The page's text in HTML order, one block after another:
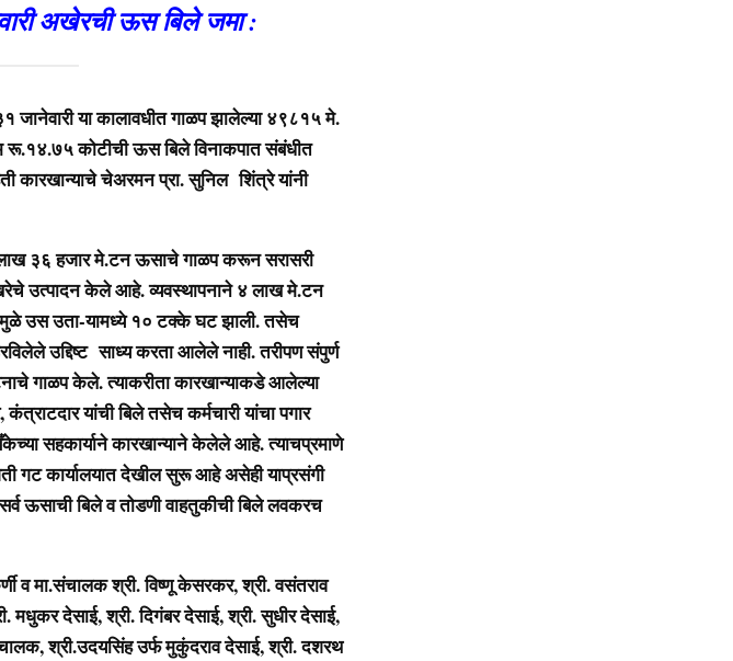
अखेरची ऊस बिले जमा :
या कालावधीत गाळप झालेल्या ४९८१५ मे.
कोटीची ऊस बिले विनाकपात संबंधीत
कारखान्याचे चेअरमन प्रा. सुनिल शिंत्रे यांनी
३६ हजार मे.टन ऊसाचे गाळप करून सरासरी
उत्पादन केले आहे. व्यवस्थापनाने ४ लाख मे.टन
उस उता-यामध्ये १० टक्के घट झाली. तसेच
उद्दिष्ट साध्य करता आलेले नाही. तरीपण संपुर्ण
गाळप केले. त्याकरीता कारखान्याकडे आलेल्या
यांची बिले तसेच कर्मचारी यांचा पगार
सहकार्याने कारखान्याने केलेले आहे. त्याचप्रमाणे
गट कार्यालयात देखील सुरू आहे असेही याप्रसंगी
ऊसाची बिले व तोडणी वाहतुकीची बिले लवकरच
व मा.संचालक श्री. विष्णू केसरकर, श्री. वसंतराव
देसाई, श्री. दिगंबर देसाई, श्री. सुधीर देसाई,
श्री.उदयसिंह उर्फ मुकुंदराव देसाई, श्री. दशरथ